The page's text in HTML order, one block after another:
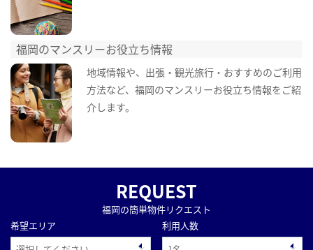
福岡のマンスリーお役立ち情報
地域情報や、出張・観光旅行・おすすめのご利用
方法など、福岡のマンスリーお役立ち情報をご紹
介します。
REQUEST
福岡の簡単物件リクエスト
希望エリア
利用人数